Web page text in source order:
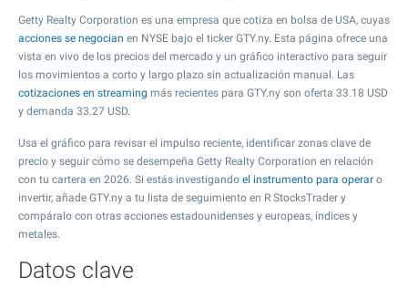
Getty Realty Corporation es una empresa que cotiza en bolsa de USA, cuyas
acciones se negocian en NYSE bajo el ticker GTY.ny. Esta página ofrece una
vista en vivo de los precios del mercado y un gráfico interactivo para seguir
los movimientos a corto y largo plazo sin actualización manual. Las
cotizaciones en streaming más recientes para GTY.ny son oferta 33.18 USD
y demanda 33.27 USD.
Usa el gráfico para revisar el impulso reciente, identificar zonas clave de
precio y seguir cómo se desempeña Getty Realty Corporation en relación
con tu cartera en 2026. Si estás investigando el instrumento para operar o
invertir, añade GTY.ny a tu lista de seguimiento en R StocksTrader y
compáralo con otras acciones estadounidenses y europeas, índices y
metales.
Datos clave